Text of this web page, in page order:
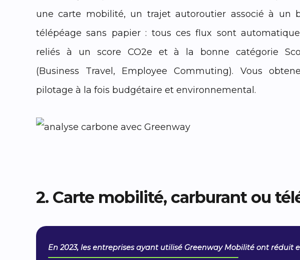
une carte mobilité, un trajet autoroutier associé à un
télépéage sans papier : tous ces flux sont
reliés à un score CO2e et à la bonne catégorie
(Business Travel, Employee Commuting). Vous
pilotage à la fois budgétaire et environnemental.
2. Carte mobilité, carburant ou
En 2023, les entreprises ayant utilisé Greenway Mobilité ont réduit